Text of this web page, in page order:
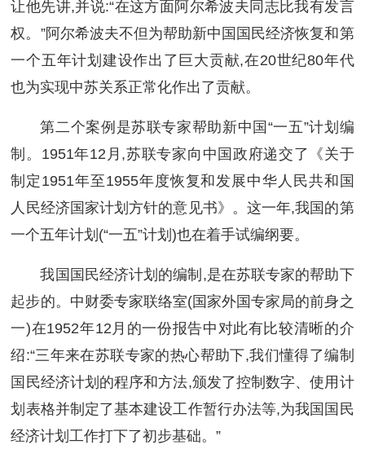
让他先讲,并说:“在这方面阿尔希波夫同志比我有发言
权。”阿尔希波夫不但为帮助新中国国民经济恢复和第
一个五年计划建设作出了巨大贡献,在20世纪80年代
也为实现中苏关系正常化作出了贡献。
第二个案例是苏联专家帮助新中国“一五”计划编
制。1951年12月,苏联专家向中国政府递交了《关于
制定1951年至1955年度恢复和发展中华人民共和国
人民经济国家计划方针的意见书》。这一年,我国的第
一个五年计划(“一五”计划)也在着手试编纲要。
我国国民经济计划的编制,是在苏联专家的帮助下
起步的。中财委专家联络室(国家外国专家局的前身之
一)在1952年12月的一份报告中对此有比较清晰的介
绍:“三年来在苏联专家的热心帮助下,我们懂得了编制
国民经济计划的程序和方法,颁发了控制数字、使用计
划表格并制定了基本建设工作暂行办法等,为我国国民
经济计划工作打下了初步基础。”